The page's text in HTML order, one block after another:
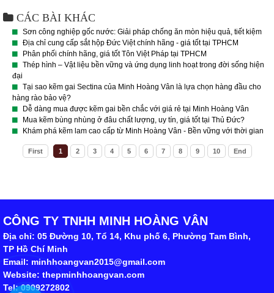
CÁC BÀI KHÁC
Sơn công nghiệp gốc nước: Giải pháp chống ăn mòn hiệu quả, tiết kiệm
Địa chỉ cung cấp sắt hộp Đức Việt chính hãng - giá tốt tại TPHCM
Phân phối chính hãng, giá tốt Tôn Việt Pháp tại TPHCM
Thép hình – Vật liệu bền vững và ứng dụng linh hoạt trong đời sống hiện
đại
Tại sao kẽm gai Sectina của Minh Hoàng Vân là lựa chọn hàng đầu cho
hàng rào bảo vệ?
Dễ dàng mua được kẽm gai bền chắc với giá rẻ tại Minh Hoàng Vân
Mua kẽm bùng nhùng ở đâu chất lượng, uy tín, giá tốt tại Thủ Đức?
Khám phá kẽm lam cao cấp từ Minh Hoàng Vân - Bền vững với thời gian
First 1 2 3 4 5 6 7 8 9 10 End
CÔNG TY TNHH MINH HOÀNG VÂN
Địa chỉ: 05 Đường 10, Tổ 14, Khu phố 6, Phường Tam Bình,
TP Hồ Chí Minh
Email: minhhoangvan2015@gmail.com
Website: thepminhhoangvan.com
Tel: 0909272802